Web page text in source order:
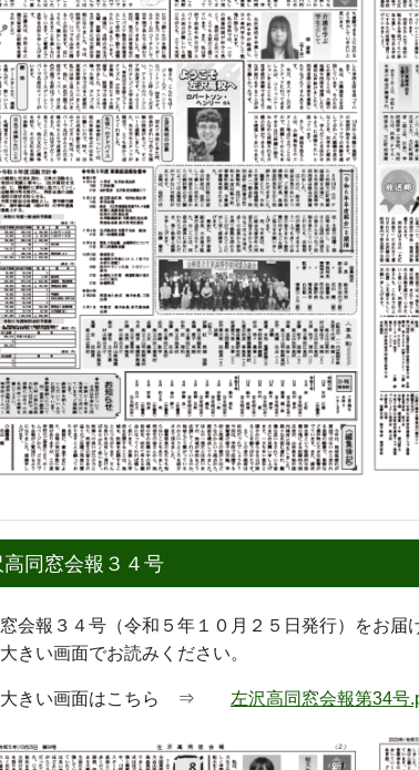
高同窓会報３４号
会報３４号（令和５年１０月２５日発行）をお
大きい画面でお読みください。
い画面はこちら ⇒ 左沢高同窓会報第34号